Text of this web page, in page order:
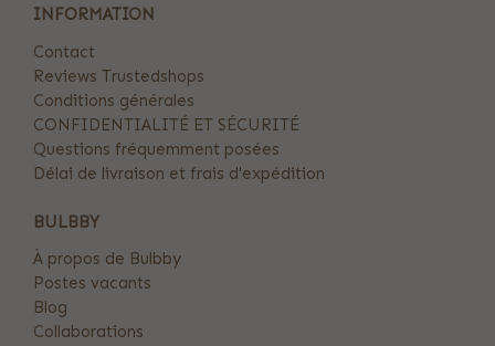
INFORMATION
Contact
Reviews Trustedshops
Conditions générales
CONFIDENTIALITÉ ET SÉCURITÉ
Questions fréquemment posées
Délai de livraison et frais d'expédition
BULBBY
À propos de Bulbby
Postes vacants
Blog
Collaborations